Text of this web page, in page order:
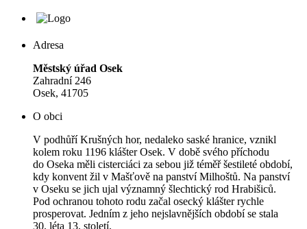
Adresa
Městský úřad Osek
Zahradní 246
Osek, 41705
O obci
V podhůří Krušných hor, nedaleko saské hranice, vznikl
kolem roku 1196 klášter Osek. V době svého příchodu
do Oseka měli cisterciáci za sebou již téměř šestileté období,
kdy konvent žil v Mašťově na panství Milhoštů. Na panství
v Oseku se jich ujal významný šlechtický rod Hrabišiců.
Pod ochranou tohoto rodu začal osecký klášter rychle
prosperovat. Jedním z jeho nejslavnějších období se stala
30. léta 13. století.